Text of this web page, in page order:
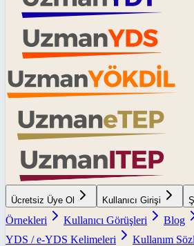
Ücretsiz Üye Ol Kullanıcı Girişi
Örnekleri
Kullanıcı Görüşleri Blog
YDS / e-YDS Kelimeleri
Kullanım